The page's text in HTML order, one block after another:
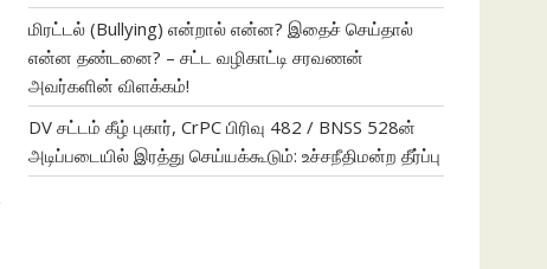
மிரட்டல் (Bullying) என்றால் என்ன? இதைச் செய்தால்
என்ன தண்டனை? – சட்ட வழிகாட்டி சரவணன்
அவர்களின் விளக்கம்!
DV சட்டம் கீழ் புகார், CrPC பிரிவு 482 / BNSS 528ன்
அடிப்படையில் இரத்து செய்யக்கூடும்: உச்சநீதிமன்ற தீர்ப்பு